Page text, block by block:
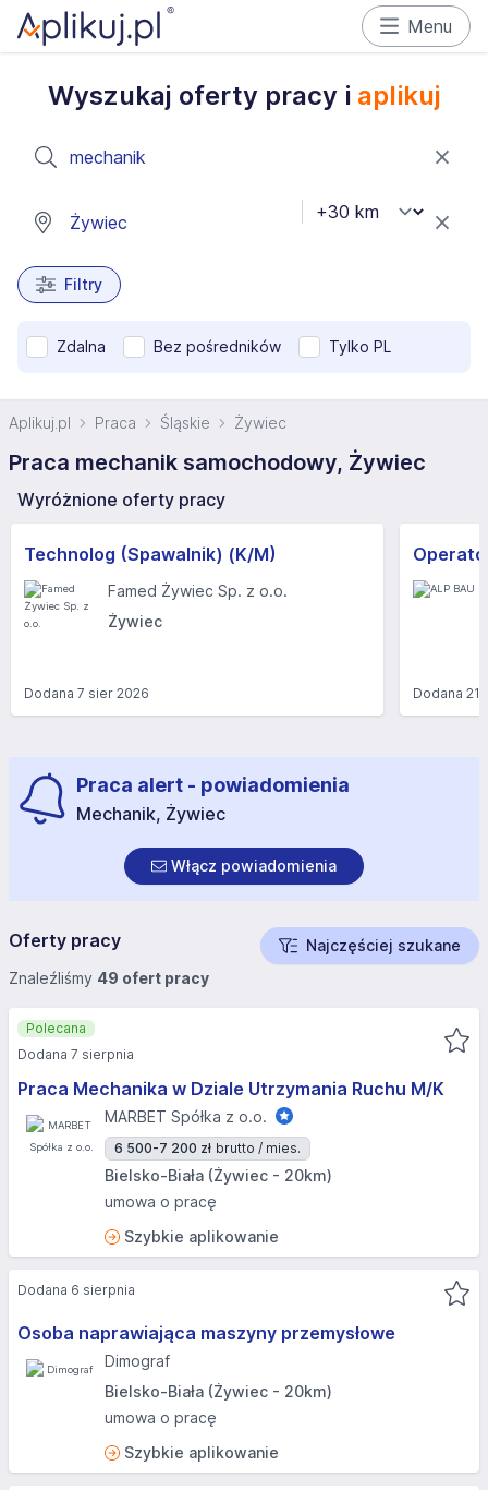
Menu
Wyszukaj oferty pracy i aplikuj
Filtry
Zdalna Bez pośredników Tylko PL
Aplikuj.pl Praca Śląskie Żywiec
Praca mechanik samochodowy, Żywiec
Wyróżnione oferty pracy
Technolog (Spawalnik) (K/M)
Famed Żywiec Sp. z o.o.
Żywiec
Dodana 7 sier 2026 Dodana21
Praca alert - powiadomienia
Mechanik, Żywiec
Włącz powiadomienia
Oferty pracy
Najczęściej szukane
Znaleźliśmy 49 ofert pracy
Praca Mechanika w Dziale Utrzymania Ruchu M/K
MARBET Spółka z o.o.
6 500-7 200 zł brutto / mies.
Bielsko-Biała (Żywiec - 20km)
umowa o pracę
Szybkie aplikowanie
Polecana
Dodana 7 sierpnia
Osoba naprawiająca maszyny przemysłowe
Dimograf
Bielsko-Biała (Żywiec - 20km)
umowa o pracę
Szybkie aplikowanie
Dodana 6 sierpnia